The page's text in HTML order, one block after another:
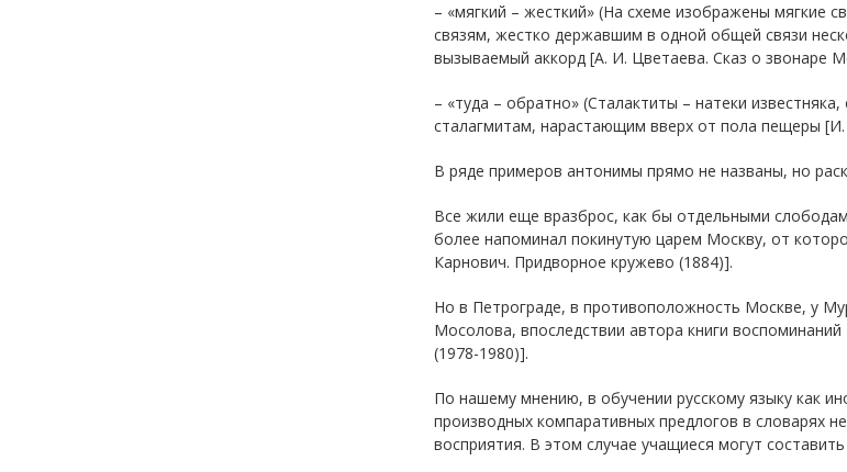
– «мягкий – жесткий» (На схеме изображены мягкие
связям, жестко державшим в одной общей связи
вызываемый аккорд [А. И. Цветаева. Сказ о звонаре
– «туда – обратно» (Сталактиты – натеки
сталагмитам, нарастающим вверх от пола пещеры
В ряде примеров антонимы прямо не названы, но
Все жили еще вразброс, как бы отдельными
более напоминал покинутую царем Москву, от
Карнович. Придворное кружево (1884)].
Но в Петрограде, в противоположность Москве, у
Мосолова, впоследствии автора книги
(1978-1980)].
По нашему мнению, в обучении русскому языку как
производных компаративных предлогов в словарях
восприятия. В этом случае учащиеся могут